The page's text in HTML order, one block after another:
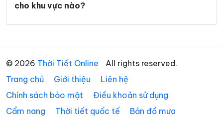
Xã Tuyên Phú
cho khu vực nào?
© 2026 Thời Tiết Online
All rights reserved.
Trang chủ
Giới thiệu
Liên hệ
Chính sách bảo mật
Điều khoản sử dụng
Cẩm nang
Thời tiết quốc tế Bản đồ mưa